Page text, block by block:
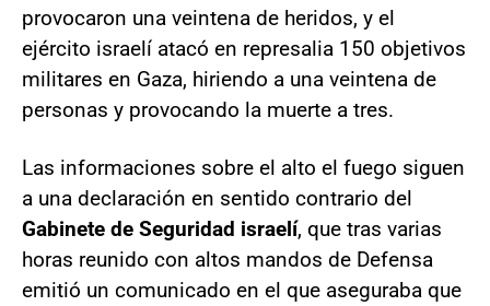
provocaron una veintena de heridos, y el
ejército israelí atacó en represalia 150 objetivos
militares en Gaza, hiriendo a una veintena de
personas y provocando la muerte a tres.
Las informaciones sobre el alto el fuego siguen
a una declaración en sentido contrario del
Gabinete de Seguridad israelí, que tras varias
horas reunido con altos mandos de Defensa
emitió un comunicado en el que aseguraba que